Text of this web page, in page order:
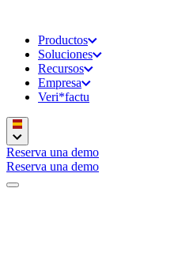
Productos
Soluciones
Recursos
Empresa
Veri*factu
Reserva una demo
Reserva una demo